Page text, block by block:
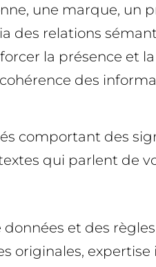
une marque, un
des relations
la présence et
des
comportant des
qui parlent de
et des
originales,